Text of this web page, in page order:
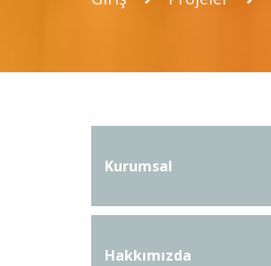
Kurumsal
Hakkımızda